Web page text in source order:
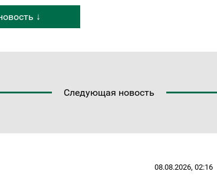
↓
Следующая новость
08.08.2026, 02:16